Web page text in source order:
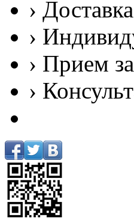
›
›
› Прием
›